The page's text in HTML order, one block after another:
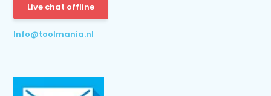
Live chat offline
Info@toolmania.nl
* Read legal restrictions here